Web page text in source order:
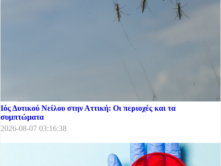
Ιός Δυτικού Νείλου στην Αττική: Οι περιοχές και τα
συμπτώματα
2026-08-07 03:16:38